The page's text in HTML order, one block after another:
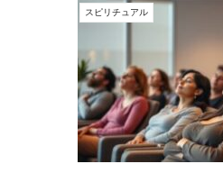
スピリチュアル